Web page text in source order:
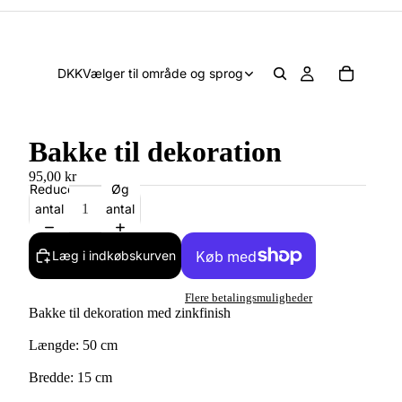
DKKVælger til område og sprog
Bakke til dekoration
95,00 kr
Reducer
antal
Øg
antal
Læg i indkøbskurven
Flere betalingsmuligheder
Bakke til dekoration med zinkfinish
Længde: 50 cm
Bredde: 15 cm